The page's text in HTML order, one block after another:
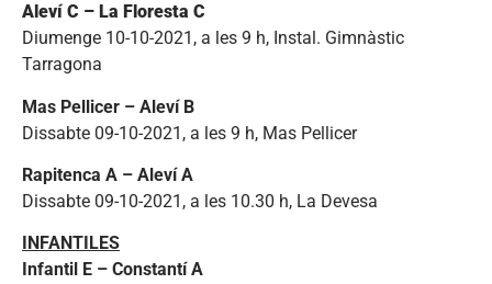
Aleví C – La Floresta C
Diumenge 10-10-2021, a les 9 h, Instal. Gimnàstic
Tarragona
Mas Pellicer – Aleví B
Dissabte 09-10-2021, a les 9 h, Mas Pellicer
Rapitenca A – Aleví A
Dissabte 09-10-2021, a les 10.30 h, La Devesa
INFANTILES
Infantil E – Constantí A